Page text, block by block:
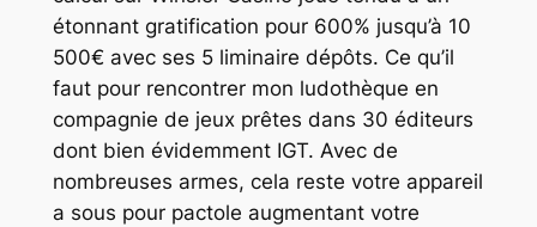
étonnant gratification pour 600% jusqu’à 10
500€ avec ses 5 liminaire dépôts. Ce qu’il
faut pour rencontrer mon ludothèque en
compagnie de jeux prêtes dans 30 éditeurs
dont bien évidemment IGT. Avec de
nombreuses armes, cela reste votre appareil
a sous pour pactole augmentant votre